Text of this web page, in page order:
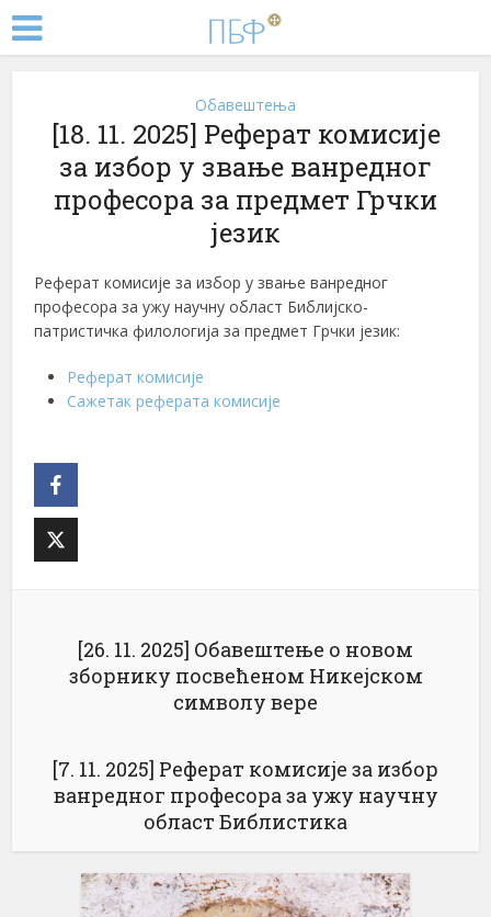
Обавештења
[18. 11. 2025] Реферат комисије
за избор у звање ванредног
професора за предмет Грчки
језик
Реферат комисије за избор у звање ванредног
професора за ужу научну област Библијско-
патристичка филологија за предмет Грчки језик:
Реферат комисије
Сажетак реферата комисије
[26. 11. 2025] Обавештење о новом
зборнику посвећеном Никејском
символу вере
[7. 11. 2025] Реферат комисије за избор
ванредног професора за ужу научну
област Библистика